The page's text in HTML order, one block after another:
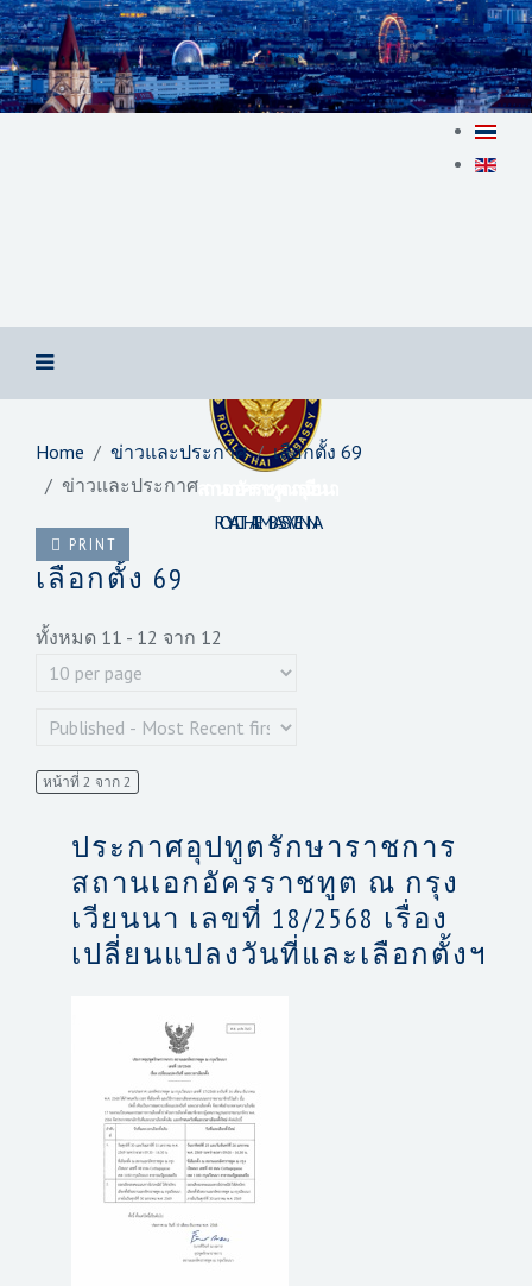
สถานเอกอัครราชทูต ณ​ กรุงเวียนนา
ROYAL THAI EMBASSY VIENNA
Home ข่าวและประกาศ
เลือกตั้ง 69
ข่าวและประกาศ
PRINT
เลือกตั้ง 69
ทั้งหมด 11 - 12 จาก 12
หน้าที่ 2 จาก 2
ประกาศอุปทูตรักษาราชการ
สถานเอกอัครราชทูต ณ กรุง
เวียนนา เลขที่ 18/2568 เรื่อง
เปลี่ยนแปลงวันที่และเลือกตั้งฯ